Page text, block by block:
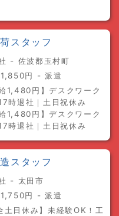
スタッフ
- 佐波郡玉村町
円 - 派遣
1,480円】デスクワーク
時退社｜土日祝休み
1,480円】デスクワーク
時退社｜土日祝休み
スタッフ
- 太田市
円 - 派遣
土日休み】未経験OK！工